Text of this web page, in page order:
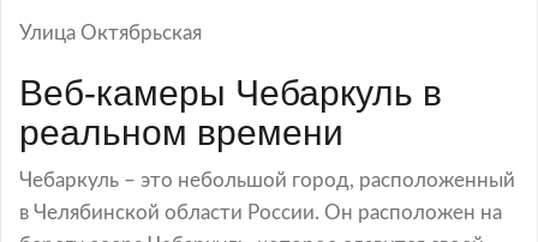
Улица Октябрьская
Веб-камеры Чебаркуль в
реальном времени
Чебаркуль – это небольшой город, расположенный
в Челябинской области России. Он расположен на